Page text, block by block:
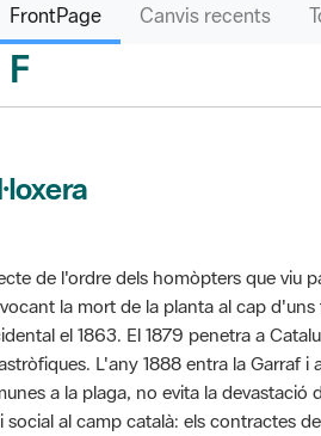
FrontPage Canvis recents
F
de l'ordre dels homòpters que viu
la mort de la planta al cap
el 1863. El 1879 penetra a
L'any 1888 entra la Garraf i
a la plaga, no evita la devastació
social al camp català: els contractes